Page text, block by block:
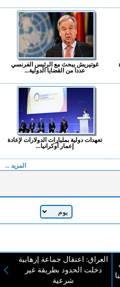
غوتيريش يبحث مع الرئيس الفرنسي
عددا من القضايا الدولية...
تعهدات دولية بمليارات الدولارات لإعادة
إعمار أوكرانيا...
المزيد ...
العراق: اعتقال جماعة إرهابية
دخلت الحدود بطريقة غير
شرعية
المصدر ( المدينة نيوز ) - الآراء والتعليقات
رأي أصحابها فقط